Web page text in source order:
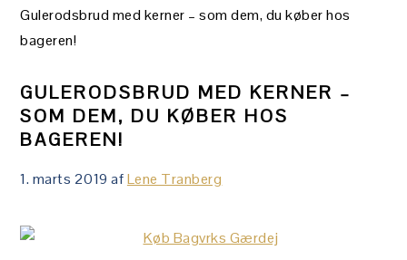
Gulerodsbrud med kerner – som dem, du køber hos
bageren!
GULERODSBRUD MED KERNER –
SOM DEM, DU KØBER HOS
BAGEREN!
1. marts 2019 afLene Tranberg